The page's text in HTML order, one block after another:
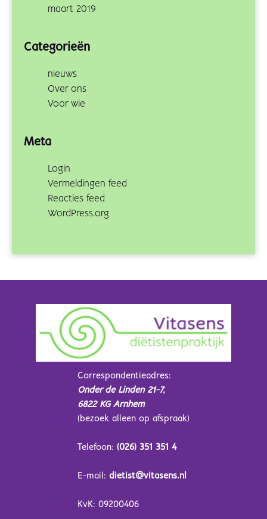
maart 2019
Categorieën
nieuws
Over ons
Voor wie
Meta
Login
Vermeldingen feed
Reacties feed
WordPress.org
Correspondentieadres:
Onder de Linden 21-7,
6822 KG Arnhem
(bezoek alleen op afspraak)
Telefoon: (026) 351 351 4
E-mail: dietist@vitasens.nl
KvK: 09200406